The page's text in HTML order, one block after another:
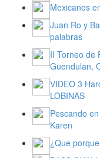
Mexicanos
Juan Ro y
palabras
II Torneo de
Guendulan,
VIDEO 3
LOBINAS
Pescando
Karen
¿Que